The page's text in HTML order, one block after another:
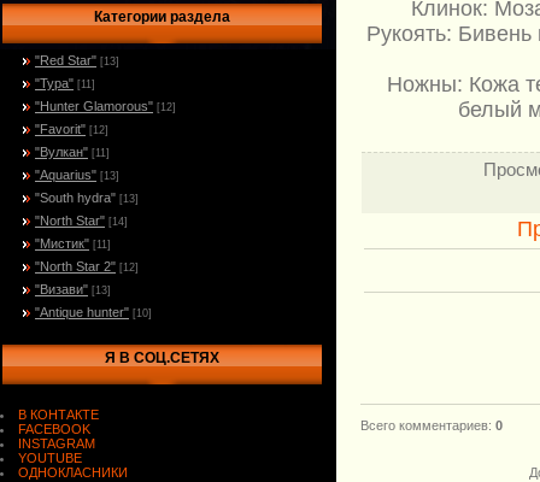
Категории раздела
"Red Star" [13]
"Тура" [11]
"Hunter Glamorous" [12]
"Favorit" [12]
"Вулкан" [11]
"Aquarius" [13]
"South hydra" [13]
"North Star" [14]
"Мистик" [11]
"North Star 2" [12]
"Визави" [13]
"Antique hunter" [10]
Я В СОЦ.СЕТЯХ
В КОНТАКТЕ
FACEBOOK
INSTAGRAM
YOUTUBE
ОДНОКЛАСНИКИ
Клинок:
Рукоять:
Ножны: Кожа
белый
Всего комментариев: 0